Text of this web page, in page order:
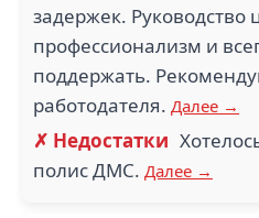
задержек. Руководство
профессионализм и
поддержать.
работодателя. Далее →
✗ Недостатки
полис ДМС. Далее →